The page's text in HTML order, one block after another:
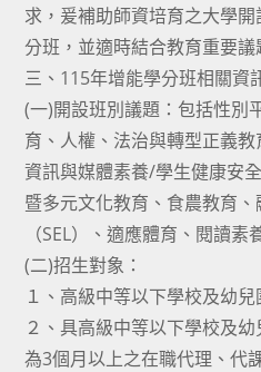
求，爰補助師資培育之大學
分班，並適時結合教育重要議
三、115年增能學分班相關資
(一)開設班別議題：包括性別
育、人權、法治與轉型正義
資訊與媒體素養/學生健康安
暨多元文化教育、食農教育
（SEL）、適應體育、閱讀素
(二)招生對象：
１、高級中等以下學校及幼
２、具高級中等以下學校及
為3個月以上之在職代理、代